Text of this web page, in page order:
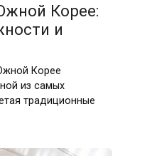
Корее:
и
Корее
из самых
традиционные